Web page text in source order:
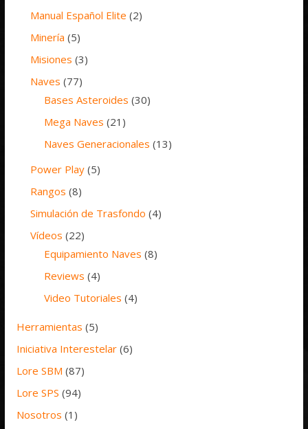
Manual Español Elite (2)
Minería (5)
Misiones (3)
Naves (77)
Bases Asteroides (30)
Mega Naves (21)
Naves Generacionales (13)
Power Play (5)
Rangos (8)
Simulación de Trasfondo (4)
Vídeos (22)
Equipamiento Naves (8)
Reviews (4)
Video Tutoriales (4)
Herramientas (5)
Iniciativa Interestelar (6)
Lore SBM (87)
Lore SPS (94)
Nosotros (1)